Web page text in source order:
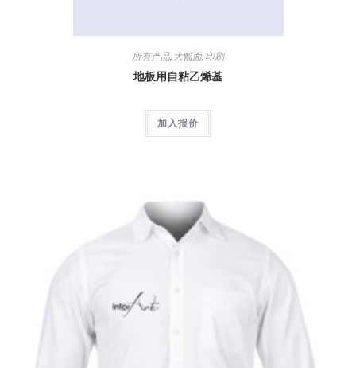
所有产品, 大幅面, 印刷
地板用自粘乙烯基
加入报价